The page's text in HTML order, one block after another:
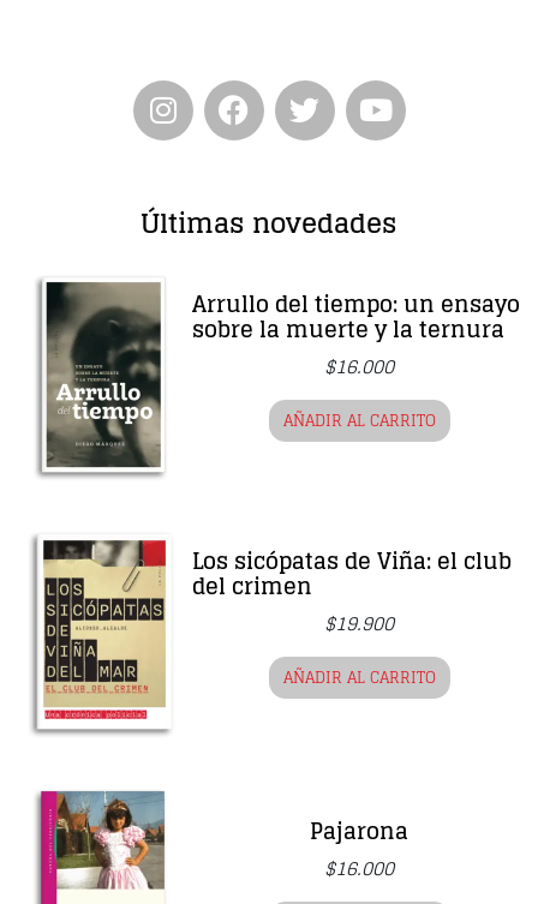
Últimas novedades
Arrullo del tiempo: un ensayo
sobre la muerte y la ternura
$16.000
AÑADIR AL CARRITO
Los sicópatas de Viña: el club
del crimen
$19.900
AÑADIR AL CARRITO
Pajarona
$16.000